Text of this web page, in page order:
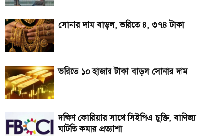
সোনার দাম বাড়ল, ভরিতে ৪, ৩৭৪ টাকা
ভরিতে ১০ হাজার টাকা বাড়ল সোনার দাম
দক্ষিণ কোরিয়ার সাথে সিইপিএ চুক্তি, বাণিজ্য
ঘাটতি কমার প্রত্যাশা